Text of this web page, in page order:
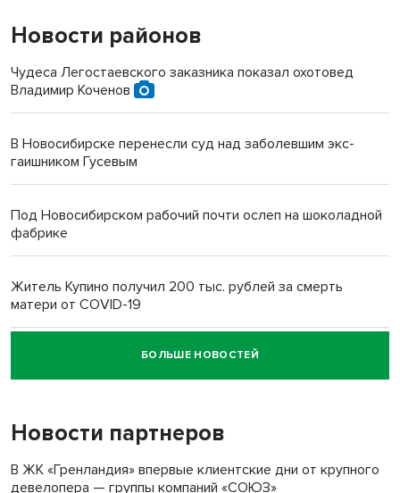
Новости районов
Чудеса Легостаевского заказника показал охотовед
Владимир Коченов
В Новосибирске перенесли суд над заболевшим экс-
гаишником Гусевым
Под Новосибирском рабочий почти ослеп на шоколадной
фабрике
Житель Купино получил 200 тыс. рублей за смерть
матери от COVID-19
Новосибирский суд наказал водителя за смерть
пенсионерки на вокзале
БОЛЬШЕ НОВОСТЕЙ
Новости партнеров
В ЖК «Гренландия» впервые клиентские дни от крупного
девелопера — группы компаний «СОЮЗ»